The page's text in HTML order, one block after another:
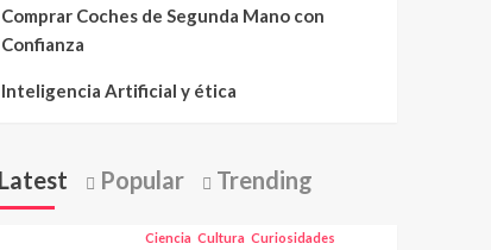
Comprar Coches de Segunda Mano con
Confianza
Inteligencia Artificial y ética
Latest Popular Trending
Ciencia Cultura Curiosidades